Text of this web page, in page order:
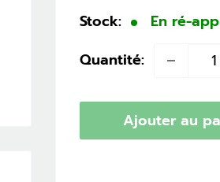
Stock:
En ré-
Quantité:
Ajouter au